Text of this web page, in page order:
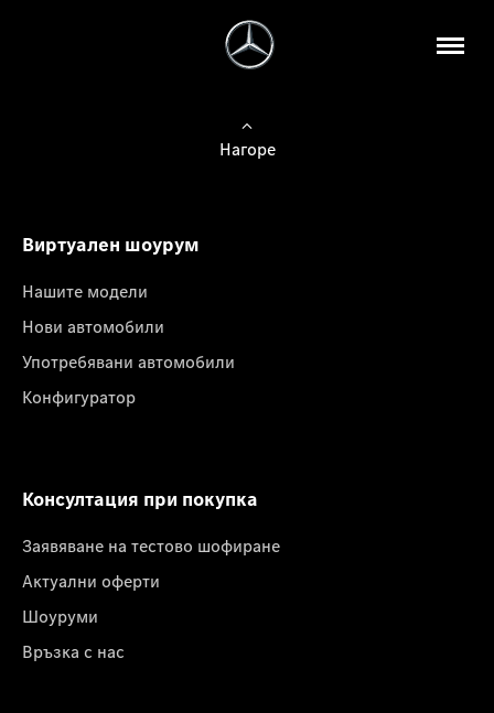
Нагоре
Виртуален шоурум
Нашите модели
Нови автомобили
Употребявани автомобили
Конфигуратор
Консултация при покупка
Заявяване на тестово шофиране
Актуални оферти
Шоуруми
Връзка с нас